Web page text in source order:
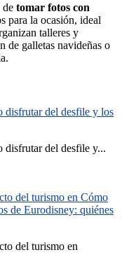
de tomar fotos con
para la ocasión, ideal
talleres y
de galletas navideñas o
disfrutar del desfile y los
disfrutar del desfile y...
del turismo en Cómo
de Eurodisney: quiénes
del turismo en